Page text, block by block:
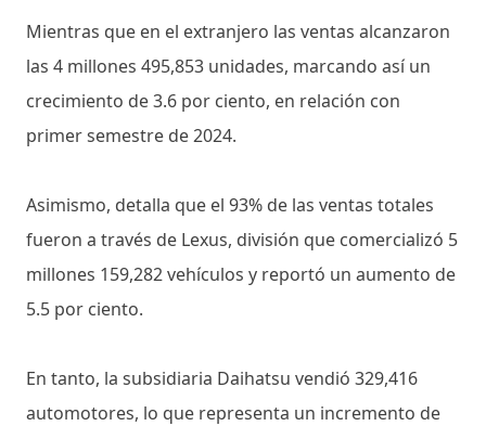
Mientras que en el extranjero las ventas alcanzaron
las 4 millones 495,853 unidades, marcando así un
crecimiento de 3.6 por ciento, en relación con
primer semestre de 2024.
Asimismo, detalla que el 93% de las ventas totales
fueron a través de Lexus, división que comercializó 5
millones 159,282 vehículos y reportó un aumento de
5.5 por ciento.
En tanto, la subsidiaria Daihatsu vendió 329,416
automotores, lo que representa un incremento de